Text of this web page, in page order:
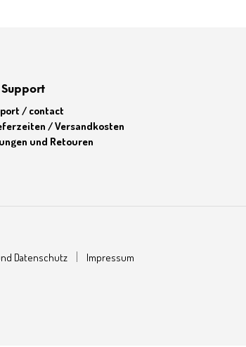
Support
/ contact
/ Versandkosten
und Retouren
Datenschutz Impressum